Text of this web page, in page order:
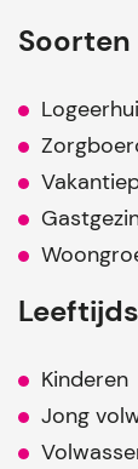
Kinderen
Jong